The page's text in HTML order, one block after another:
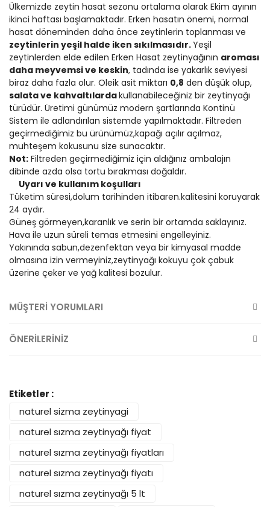
Ülkemizde zeytin hasat sezonu ortalama olarak Ekim ayının
ikinci haftası başlamaktadır. Erken hasatın önemi, normal
hasat döneminden daha önce zeytinlerin toplanması ve
zeytinlerin yeşil halde iken sıkılmasıdır.Yeşil
zeytinlerden elde edilen Erken Hasat zeytinyağının aroması
daha meyvemsi ve keskin, tadında ise yakarlık seviyesi
biraz daha fazla olur. Oleik asit miktarı 0,8 den düşük olup,
salata ve kahvaltılardakullanabileceğiniz bir zeytinyağı
türüdür. Üretimi günümüz modern şartlarında Kontinü
Sistem ile adlandırılan sistemde yapılmaktadır. Filtreden
geçirmediğimiz bu ürünümüz,kapağı açılır açılmaz,
muhteşem kokusunu size sunacaktır.
Not: Filtreden geçirmediğimiz için aldığınız ambalajın
dibinde azda olsa tortu bırakması doğaldır.
Uyarı ve kullanım koşulları
Tüketim süresi,dolum tarihinden itibaren.kalitesini koruyarak
24 aydır.
Güneş görmeyen,karanlık ve serin bir ortamda saklayınız.
Hava ile uzun süreli temas etmesini engelleyiniz.
Yakınında sabun,dezenfektan veya bir kimyasal madde
olmasına izin vermeyiniz,zeytinyağı kokuyu çok çabuk
üzerine çeker ve yağ kalitesi bozulur.
MÜŞTERİ YORUMLARI
ÖNERİLERİNİZ
Etiketler :
naturel sizma zeytinyagi
naturel sızma zeytinyağı fiyat
naturel sızma zeytinyağı fiyatları
naturel sızma zeytinyağı fiyatı
naturel sızma zeytinyağı 5 lt